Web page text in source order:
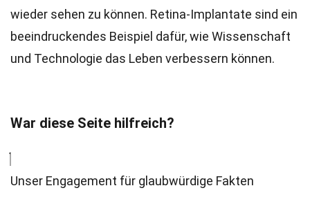
wieder sehen zu können. Retina-Implantate sind ein
beeindruckendes Beispiel dafür, wie Wissenschaft
und Technologie das Leben verbessern können.
War diese Seite hilfreich?
Unser Engagement für glaubwürdige Fakten